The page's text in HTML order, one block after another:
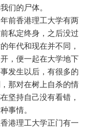
们的尸体。
前香港理工大学有两
私定终身，之后没过
年代和现在并不同，
，便一起在大学地下
发生以后，有很多的
那对在树上自杀的情
坚持自己没有看错，
事情。
港理工大学正门有一